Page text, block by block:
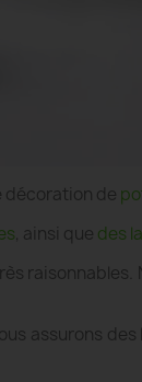
décoration de
, ainsi que des
raisonnables.
assurons des